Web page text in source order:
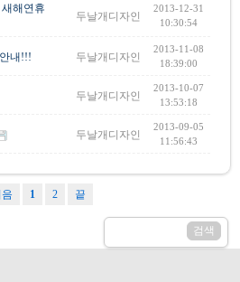
해연휴
두날개디자인
2013-12-31
10:30:54
내!!! 두날개디자인
2013-11-08
18:39:00
두날개디자인
2013-10-07
13:53:18
두날개디자인
2013-09-05
11:56:43
1 2 끝